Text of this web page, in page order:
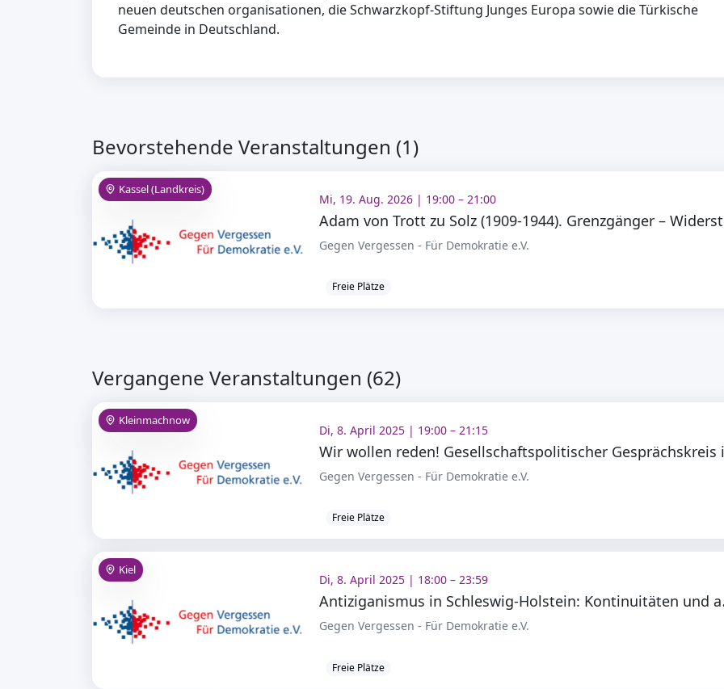
neuen deutschen organisationen, die Schwarzkopf-Stiftung Junges Europa sowie die Türkische
Gemeinde in Deutschland.
Bevorstehende Veranstaltungen (1)
Kassel (Landkreis)
Mi, 19. Aug. 2026 | 19:00 – 21:00
Gegen Vergessen - Für Demokratie e.V.
Freie Plätze
Vergangene Veranstaltungen (62)
Kleinmachnow
Di, 8. April 2025 | 19:00 – 21:15
Gegen Vergessen - Für Demokratie e.V.
Freie Plätze
Kiel
Di, 8. April 2025 | 18:00 – 23:59
Gegen Vergessen - Für Demokratie e.V.
Freie Plätze